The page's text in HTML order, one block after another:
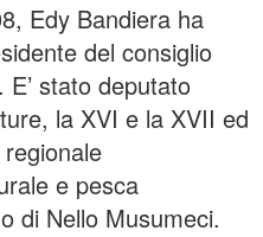
Edy Bandiera ha
del consiglio
stato deputato
la XVI e la XVII ed
e pesca
di Nello Musumeci.